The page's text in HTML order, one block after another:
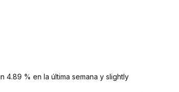
4.89 % en la última semana y slightly